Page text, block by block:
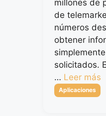
millones de
de
números
obtener
solicitados.
… Leer más
Categorías
Aplicaciones